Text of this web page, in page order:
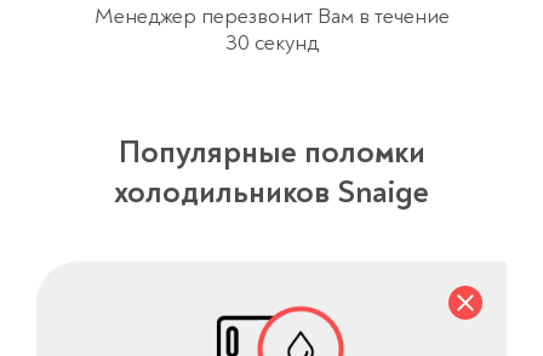
Менеджер перезвонит Вам в течение
30 секунд
Популярные поломки
холодильников Snaige